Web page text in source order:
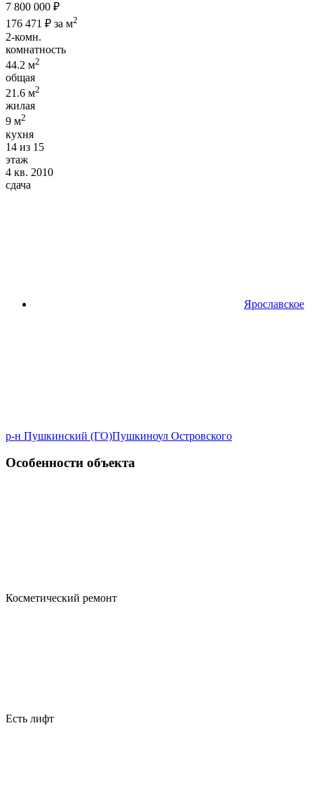
7 800 000 ₽
176 471 ₽ за м2
2-комн.
комнатность
44.2 м2
общая
21.6 м2
жилая
9 м2
кухня
14 из 15
этаж
4 кв. 2010
сдача
Ярославское
р-н Пушкинский (ГО)Пушкиноул Островского
Особенности объекта
Косметический ремонт
Есть лифт